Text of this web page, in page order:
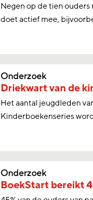
Negen op de tien
doet actief mee,
Onderzoek
Driekwart van de
Het aantal jeugdleden
Kinderboekenseries
Onderzoek
BoekStart bereikt